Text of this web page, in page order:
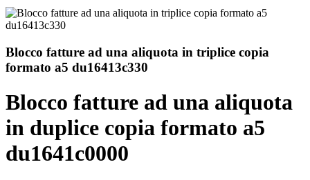
Blocco fatture ad una aliquota in triplice copia
formato a5 du16413c330
Blocco fatture ad una aliquota
in duplice copia formato a5
du1641c0000